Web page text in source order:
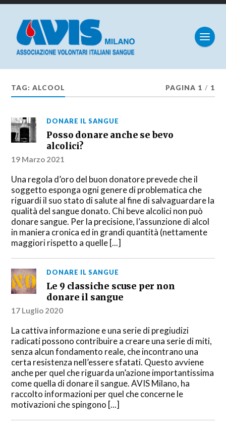
TAG:ALCOOL PAGINA 1 / 1
DONARE IL SANGUE
Posso donare anche se bevo
alcolici?
19 Marzo 2021
Una regola d’oro del buon donatore prevede che il
soggetto esponga ogni genere di problematica che
riguardi il suo stato di salute al fine di salvaguardare la
qualità del sangue donato. Chi beve alcolici non può
donare sangue. Per la precisione, l’assunzione di alcol
in maniera cronica ed in grandi quantità (nettamente
maggiori rispetto a quelle [...]
DONARE IL SANGUE
Le 9 classiche scuse per non
donare il sangue
17 Luglio 2020
La cattiva informazione e una serie di pregiudizi
radicati possono contribuire a creare una serie di miti,
senza alcun fondamento reale, che incontrano una
certa resistenza nell’essere sfatati. Questo avviene
anche per quel che riguarda un’azione importantissima
come quella di donare il sangue. AVIS Milano, ha
raccolto informazioni per quel che concerne le
motivazioni che spingono [...]